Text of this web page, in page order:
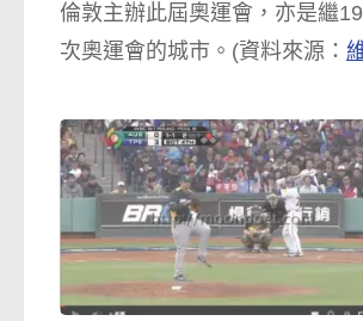
倫敦主辦此屆奧運會，亦是繼
次奧運會的城市。(資料來源：